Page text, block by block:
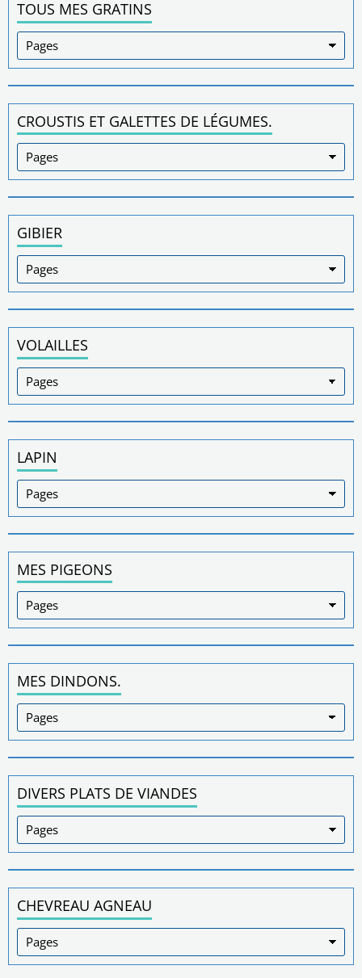
TOUS MES GRATINS
CROUSTIS ET GALETTES DE LÉGUMES.
GIBIER
VOLAILLES
LAPIN
MES PIGEONS
MES DINDONS.
DIVERS PLATS DE VIANDES
CHEVREAU AGNEAU